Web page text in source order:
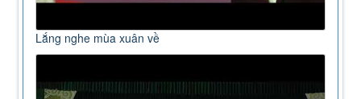
Lắng nghe mùa xuân về